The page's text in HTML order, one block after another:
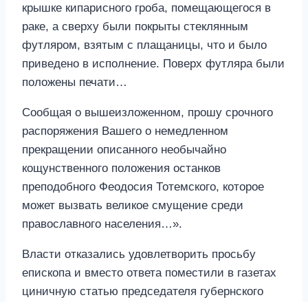
крышке кипарисного гроба, помещающегося в
раке, а сверху были покрыты стеклянным
футляром, взятым с плащаницы, что и было
приведено в исполнение. Поверх футляра были
положены печати…
Сообщая о вышеизложенном, прошу срочного
распоряжения Вашего о немедленном
прекращении описанного необычайно
кощунственного положения останков
преподобного Феодосия Тотемского, которое
может вызвать великое смущение среди
православного населения…».
Власти отказались удовлетворить просьбу
епископа и вместо ответа поместили в газетах
циничную статью председателя губернского